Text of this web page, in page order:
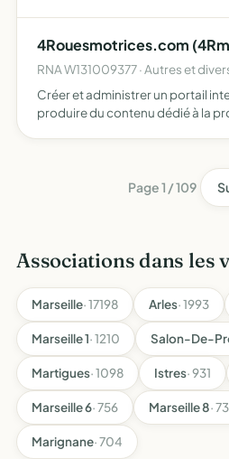
4Rouesmotrices.com
RNA W131009377 · Autres et
Créer et administrer un portail
produire du contenu dédié à la
Page 1 / 109
Associations dans les
Marseille· 17198 Arles· 1993
Marseille 1· 1210 Salon-De-
Martigues· 1098 Istres· 931
Marseille 6· 756 Marseille 8·
Marignane· 704